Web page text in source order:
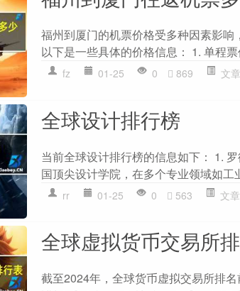
福州到厦门的机票价格受多种因素影响
以下是一些具体的价格信息： 1. 单程
fz 01-25 0 869 文
全球设计排行榜
当前全球设计排行榜的信息如下： 1.
国顶尖设计学院，在多个专业领域如工
rr 01-25 0 563 文
全球虚拟货币交易所
截至2024年，全球货币虚拟交易所排